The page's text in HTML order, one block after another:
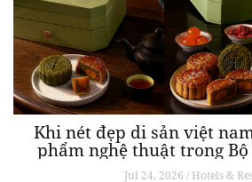
Khi nét đẹp di sản việt
phẩm nghệ thuật trong
trung thu “Muse Des Arts”
Jul 24, 2026 / Hotels &